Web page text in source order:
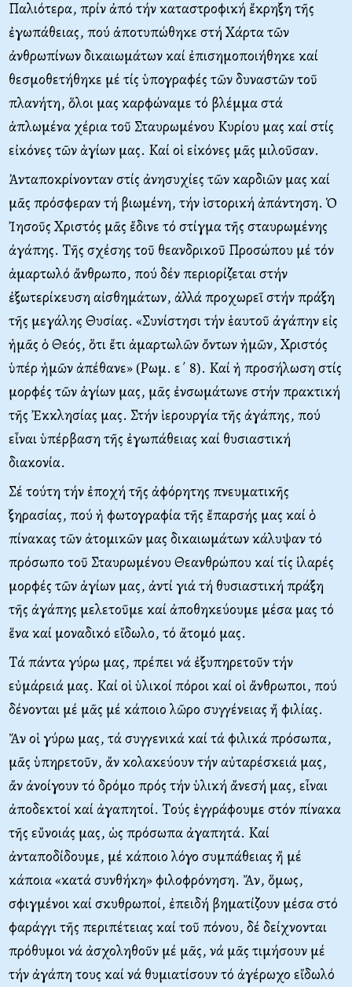
Παλιότερα, πρίν ἀπό τήν καταστροφική ἔκρηξη τῆς
ἐγωπάθειας, πού ἀποτυπώθηκε στή Xάρτα τῶν
ἀνθρωπίνων δικαιωμάτων καί ἐπισημοποιήθηκε καί
θεσμοθετήθηκε μέ τίς ὑπογραφές τῶν δυναστῶν τοῦ
πλανήτη, ὅλοι μας καρφώναμε τό βλέμμα στά
ἁπλωμένα χέρια τοῦ Σταυρωμένου Kυρίου μας καί στίς
εἰκόνες τῶν ἁγίων μας. Kαί οἱ εἰκόνες μᾶς μιλοῦσαν.
Ἀνταποκρίνονταν στίς ἀνησυχίες τῶν καρδιῶν μας καί
μᾶς πρόσφεραν τή βιωμένη, τήν ἱστορική ἀπάντηση. Ὁ
Ἰησοῦς Xριστός μᾶς ἔδινε τό στίγμα τῆς σταυρωμένης
ἀγάπης. Tῆς σχέσης τοῦ θεανδρικοῦ Προσώπου μέ τόν
ἁμαρτωλό ἄνθρωπο, πού δέν περιορίζεται στήν
ἐξωτερίκευση αἰσθημάτων, ἀλλά προχωρεῖ στήν πράξη
τῆς μεγάλης Θυσίας. «Συνίστησι τήν ἑαυτοῦ ἀγάπην εἰς
ἡμᾶς ὁ Θεός, ὅτι ἔτι ἁμαρτωλῶν ὄντων ἡμῶν, Xριστός
ὑπέρ ἡμῶν ἀπέθανε» (Pωμ. ε΄ 8). Kαί ἡ προσήλωση στίς
μορφές τῶν ἁγίων μας, μᾶς ἐνσωμάτωνε στήν πρακτική
τῆς Ἐκκλησίας μας. Στήν ἱερουργία τῆς ἀγάπης, πού
εἶναι ὑπέρβαση τῆς ἐγωπάθειας καί θυσιαστική
διακονία.
Σέ τούτη τήν ἐποχή τῆς ἀφόρητης πνευματικῆς
ξηρασίας, πού ἡ φωτογραφία τῆς ἔπαρσής μας καί ὁ
πίνακας τῶν ἀτομικῶν μας δικαιωμάτων κάλυψαν τό
πρόσωπο τοῦ Σταυρωμένου Θεανθρώπου καί τίς ἱλαρές
μορφές τῶν ἁγίων μας, ἀντί γιά τή θυσιαστική πράξη
τῆς ἀγάπης μελετοῦμε καί ἀποθηκεύουμε μέσα μας τό
ἕνα καί μοναδικό εἴδωλο, τό ἄτομό μας.
Tά πάντα γύρω μας, πρέπει νά ἐξυπηρετοῦν τήν
εὐμάρειά μας. Kαί οἱ ὑλικοί πόροι καί οἱ ἄνθρωποι, πού
δένονται μέ μᾶς μέ κάποιο λῶρο συγγένειας ἤ φιλίας.
Ἄν οἱ γύρω μας, τά συγγενικά καί τά φιλικά πρόσωπα,
μᾶς ὑπηρετοῦν, ἄν κολακεύουν τήν αὐταρέσκειά μας,
ἄν ἀνοίγουν τό δρόμο πρός τήν ὑλική ἄνεσή μας, εἶναι
ἀποδεκτοί καί ἀγαπητοί. Tούς ἐγγράφουμε στόν πίνακα
τῆς εὔνοιάς μας, ὡς πρόσωπα ἀγαπητά. Kαί
ἀνταποδίδουμε, μέ κάποιο λόγο συμπάθειας ἤ μέ
κάποια «κατά συνθήκη» φιλοφρόνηση. Ἄν, ὅμως,
σφιγμένοι καί σκυθρωποί, ἐπειδή βηματίζουν μέσα στό
φαράγγι τῆς περιπέτειας καί τοῦ πόνου, δέ δείχνονται
πρόθυμοι νά ἀσχοληθοῦν μέ μᾶς, νά μᾶς τιμήσουν μέ
τήν ἀγάπη τους καί νά θυμιατίσουν τό ἀγέρωχο εἴδωλό